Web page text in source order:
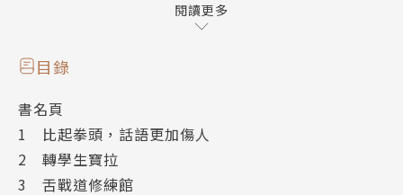
★韓國YES24網路書店10顆星好評推薦
這是一棟奇怪的建築，每層樓是不同顏色，
像一塊巨大的彩虹蛋糕。
頂樓插著彩色的氣球，上面寫著──
閱讀更多
目錄
書名頁
1 比起拳頭，話語更加傷人
2 轉學生寶拉
3 舌戰道修練館